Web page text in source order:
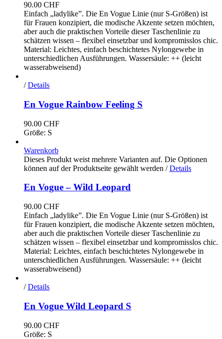
90.00 CHF
Einfach „ladylike”. Die En Vogue Linie (nur S-Größen) ist
für Frauen konzipiert, die modische Akzente setzen möchten,
aber auch die praktischen Vorteile dieser Taschenlinie zu
schätzen wissen – flexibel einsetzbar und kompromisslos chic.
Material: Leichtes, einfach beschichtetes Nylongewebe in
unterschiedlichen Ausführungen. Wassersäule: ++ (leicht
wasserabweisend)
/ Details
En Vogue Rainbow Feeling S
90.00 CHF
Größe: S
Warenkorb
Dieses Produkt weist mehrere Varianten auf. Die Optionen
können auf der Produktseite gewählt werden / Details
En Vogue – Wild Leopard
90.00 CHF
Einfach „ladylike”. Die En Vogue Linie (nur S-Größen) ist
für Frauen konzipiert, die modische Akzente setzen möchten,
aber auch die praktischen Vorteile dieser Taschenlinie zu
schätzen wissen – flexibel einsetzbar und kompromisslos chic.
Material: Leichtes, einfach beschichtetes Nylongewebe in
unterschiedlichen Ausführungen. Wassersäule: ++ (leicht
wasserabweisend)
/ Details
En Vogue Wild Leopard S
90.00 CHF
Größe: S